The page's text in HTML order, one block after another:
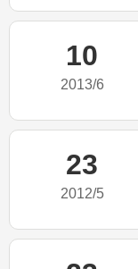
10
2013/6
23
2012/5